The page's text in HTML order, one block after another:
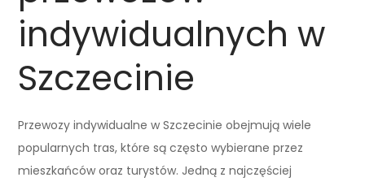
indywidualnych w
Szczecinie
Przewozy indywidualne w Szczecinie obejmują wiele
popularnych tras, które są często wybierane przez
mieszkańców oraz turystów. Jedną z najczęściej